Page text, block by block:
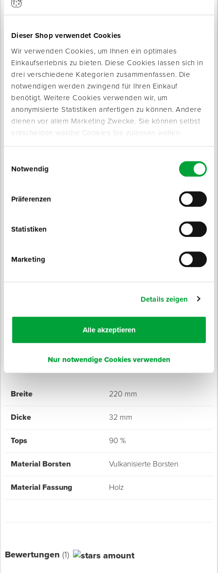
Dieser Shop verwendet Cookies
Wir verwenden Cookies, um Ihnen ein optimales
Einkaufserlebnis zu bieten. Diese Cookies lassen sich in
drei verschiedene Kategorien zusammenfassen. Die
notwendigen werden zwingend für Ihren Einkauf
benötigt. Weitere Cookies verwenden wir, um
anonymisierte Statistiken anfertigen zu können. Andere
dienen vor allem Marketing Zwecke. Sie können selbst
entscheiden welche Cookies Sie zulassen wollen.
Notwendig
Präferenzen
Statistiken
Marketing
Details zeigen
Alle akzeptieren
Nur notwendige Cookies verwenden
Produktbeschreibung
Besonders guter Verlauf beim Verarbeiten von allen Lacken
Beschichtungen.
90 % Tops
Breite 220 mm
Dicke 32 mm
Tops 90 %
Material Borsten Vulkanisierte Borsten
Material Fassung Holz
Bewertungen (1)